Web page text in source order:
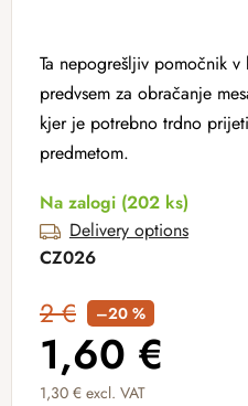
Ta nepogrešljiv pomočnik
predvsem za obračanje
kjer je potrebno trdno
predmetom.
Na zalogi (202 ks)
Delivery options
CZ026
2 € –20 %
1,60 €
1,30 € excl. VAT